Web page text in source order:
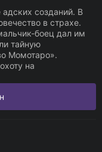
созданий. В
в страхе.
боец дал им
тайную
Момотаро».
на